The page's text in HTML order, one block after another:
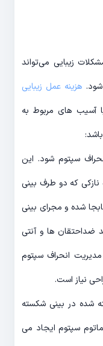
زیبایی می‌تواند
هزینه عمل زیبایی
آسیب های مربوط به
سپتوم شود. این
که دو طرف بینی
شده و مجرای بینی
ضداحتقان ها و آنتی
انحراف سپتوم
نیاز است.
شده در بینی شکسته
سپتوم ایجاد می